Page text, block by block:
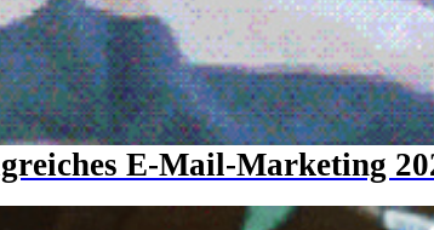
E-Mail-Marketing